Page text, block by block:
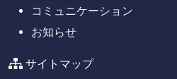
コミュニケーション
お知らせ
サイトマップ